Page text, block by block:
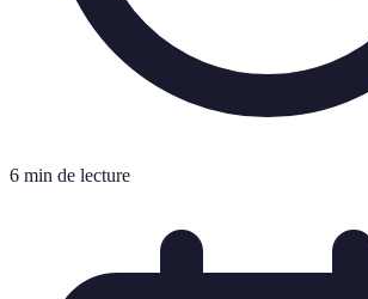
6 min de lecture